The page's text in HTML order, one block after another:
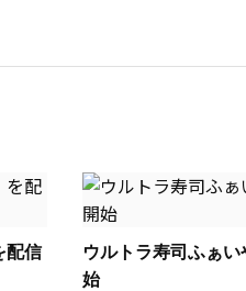
配信
ウルトラ寿司ふぁ
始